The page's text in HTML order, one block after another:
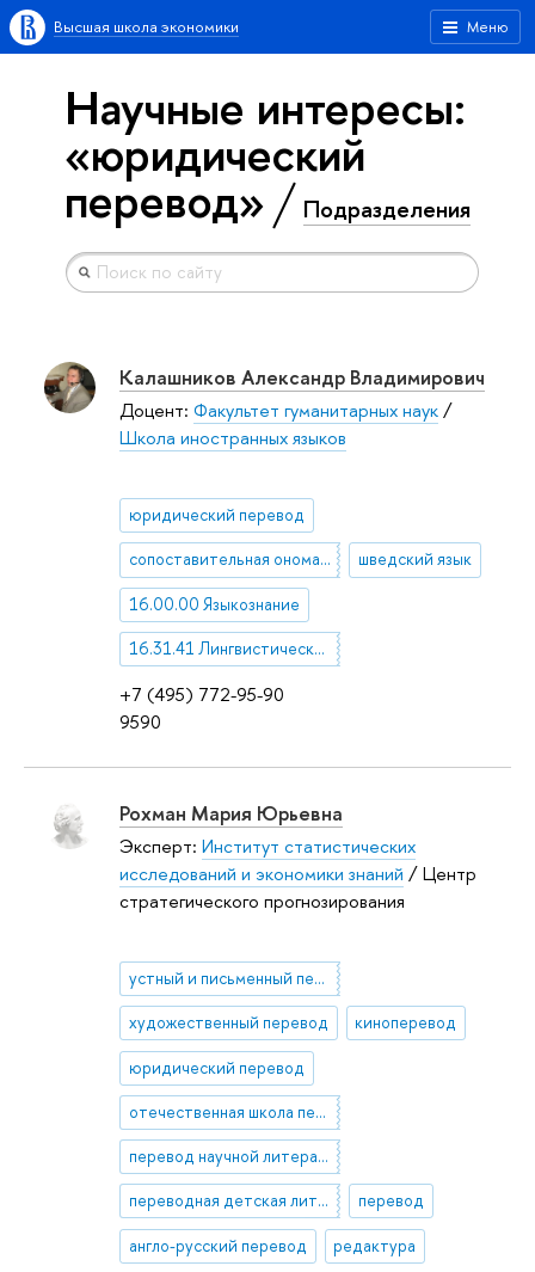
Меню
Высшая школа экономики
Научные интересы:
«юридический
перевод» Подразделения
+7 (495) 772-95-90
9590
Калашников Александр Владимирович
Доцент: Факультет гуманитарных наук/
Школа иностранных языков
юридический перевод
сопоставительная ономастика шведский язык
16.00.00 Языкознание
16.31.41 Лингвистические вопросы перевода
Рохман Мария Юрьевна
Эксперт: Институт статистических
исследований и экономики знаний / Центр
стратегического прогнозирования
устный и письменный перевод
художественный перевод киноперевод
юридический перевод
отечественная школа перевода
перевод научной литературы
переводная детская литература перевод
англо-русский перевод редактура